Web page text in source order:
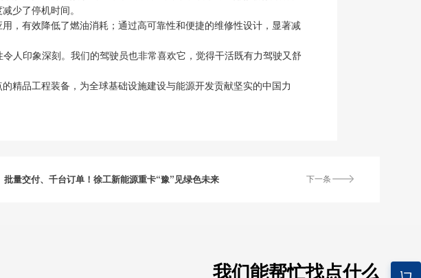
少了停机时间。
，有效降低了燃油消耗；通过高可靠性和便捷的维修性设计，显著减
人印象深刻。我们的驾驶员也非常喜欢它，觉得干活既有力驾驶又舒
精品工程装备，为全球基础设施建设与能源开发贡献坚实的中国力
下一条
批量交付、千台订单！徐工新能源重卡“豫”见绿色未来
我们能帮忙找点什么